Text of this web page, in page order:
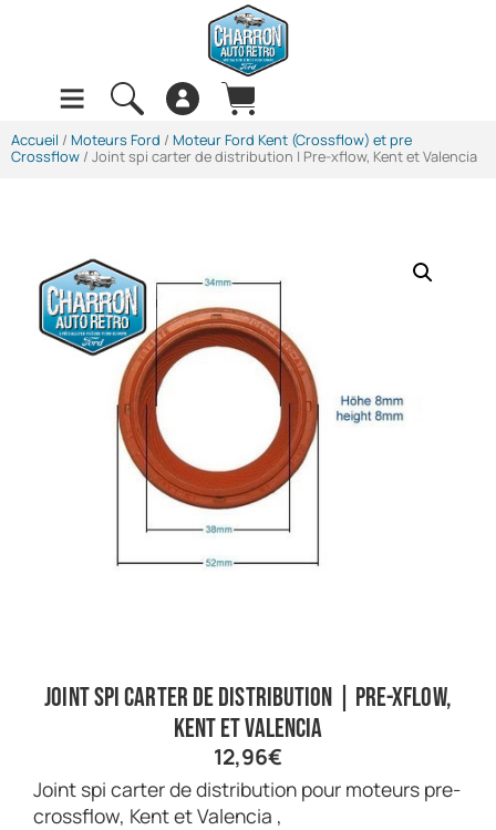
Accueil / Moteurs Ford / Moteur Ford Kent (Crossflow) et pre
Crossflow / Joint spi carter de distribution | Pre-xflow, Kent et Valencia
Joint spi carter de distribution | Pre-xflow,
Kent et Valencia
12,96€
Joint spi carter de distribution pour moteurs pre-
crossflow, Kent et Valencia ,